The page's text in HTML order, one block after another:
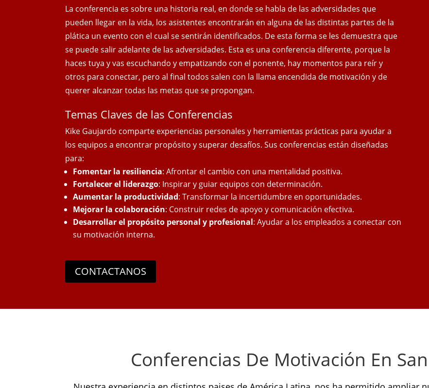
La conferencia es sobre una historia real, en donde se habla de las adversidades que
pueden llegar en la vida, los asistentes encontrarán en alguna de las distintas partes de la
plática un evento con el cual se sentirán identificados. De esta forma se les demuestra que
se puede salir adelante de las adversidades. Esta es una conferencia diferente, porque la
haces tuya y vas escuchando y empatizando con el ponente, hay momentos para reír y
otros para conectar, pero al final todos salen con la llama encendida de motivación y de
querer alcanzar todas las metas que se propongan.
Temas Claves de las Conferencias
Kike Gaujardo comparte experiencias personales y herramientas prácticas para ayudar a
los equipos a encontrar propósito y superar desafíos. Sus conferencias están diseñadas
para:
Fomentar la resiliencia: Afrontar el cambio con una mentalidad positiva.
Fortalecer el liderazgo: Inspirar y guiar equipos con determinación.
Aumentar la productividad: Transformar la incertidumbre en oportunidades.
Mejorar la colaboración: Construir redes de apoyo y comunicación efectiva.
Desarrollar el propósito personal y profesional: Ayudar a los empleados a conectar con
su motivación interna.
CONTACTANOS
Conferencias De Motivación En